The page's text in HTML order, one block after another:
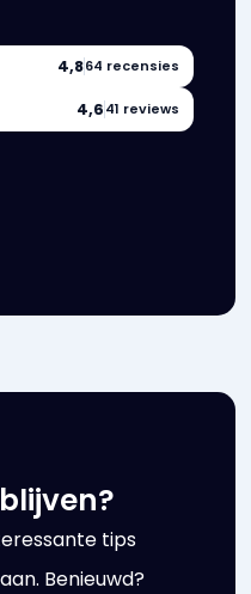
4,864 recensies
4,641 reviews
tips
Benieuwd?